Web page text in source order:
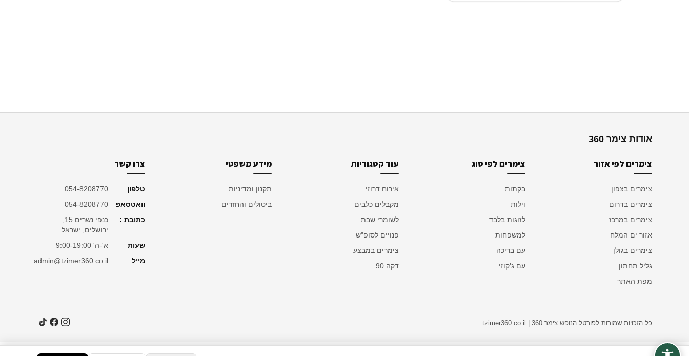
אודות צימר 360
צימרים לפי אזור
צימרים בצפון
צימרים בדרום
צימרים במרכז
אזור ים המלח
צימרים בגולן
גליל תחתון
מפת האתר
צימרים לפי סוג
בקתות
וילות
לזוגות בלבד
למשפחות
עם בריכה
עם ג'קוזי
עוד קטגוריות
אירוח דרוזי
מקבלים כלבים
לשומרי שבת
פנויים לסופ"ש
צימרים במבצע
דקה 90
מידע משפטי
תקנון ומדיניות
ביטולים והחזרים
צרו קשר
טלפון
054-8208770
וואטסאפ
054-8208770
כתובת :
ירושלים, ישראל
שעות
א'-ה' 9:00-19:00
מייל
admin@tzimer360.co.il
כל הזכויות שמורות לפורטל הנופש צימר 360 | tzimer360.co.il